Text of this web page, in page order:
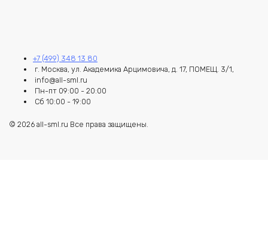
+7 (499) 348 13 80
г. Москва, ул. Академика Арцимовича, д. 17, ПОМЕЩ. 3/1,
info@all-sml.ru
Пн-пт 09:00 - 20:00
Сб 10:00 - 19:00
© 2026 all-sml.ru Все права защищены.